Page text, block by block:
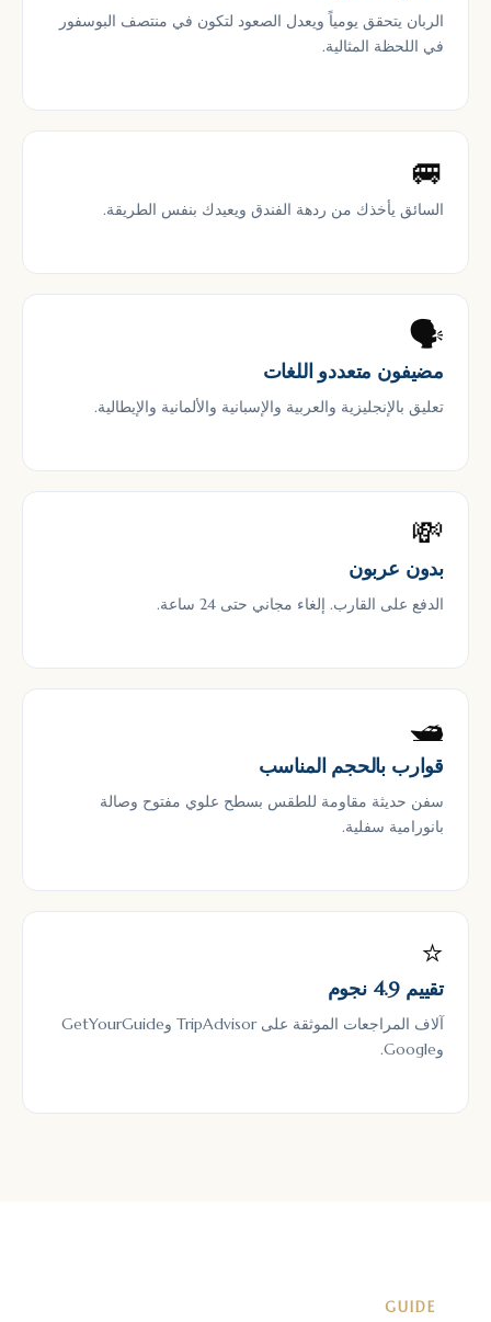
الربان يتحقق يومياً ويعدل الصعود لتكون في منتصف البوسفور
في اللحظة المثالية.
🚐
السائق يأخذك من ردهة الفندق ويعيدك بنفس الطريقة.
🗣
مضيفون متعددو اللغات
تعليق بالإنجليزية والعربية والإسبانية والألمانية والإيطالية.
💸
بدون عربون
الدفع على القارب. إلغاء مجاني حتى 24 ساعة.
🛥
قوارب بالحجم المناسب
سفن حديثة مقاومة للطقس بسطح علوي مفتوح وصالة
بانورامية سفلية.
⭐
تقييم 4.9 نجوم
آلاف المراجعات الموثقة على TripAdvisor وGetYourGuide
وGoogle.
GUIDE